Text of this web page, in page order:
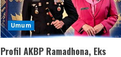
Umum
Profil AKBP Ramadhona, Eks